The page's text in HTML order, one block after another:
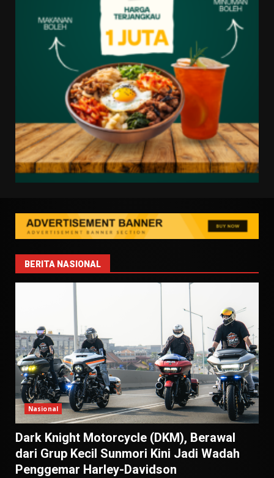
BERITA NASIONAL
Nasional
Dark Knight Motorcycle (DKM), Berawal
dari Grup Kecil Sunmori Kini Jadi Wadah
Penggemar Harley-Davidson